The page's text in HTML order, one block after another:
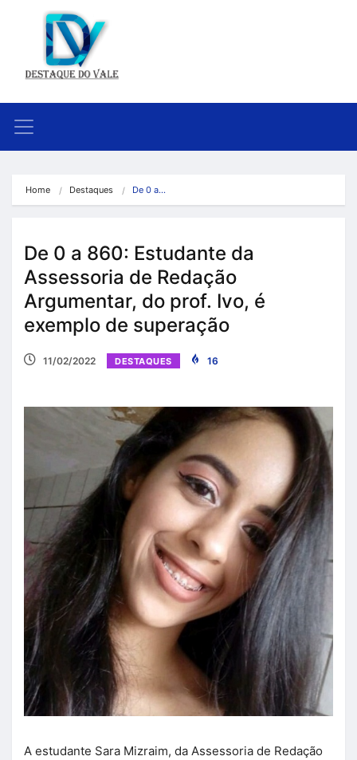
Home Destaques De 0 a…
De 0 a 860: Estudante da
Assessoria de Redação
Argumentar, do prof. Ivo, é
exemplo de superação
11/02/2022 DESTAQUES 16
A estudante Sara Mizraim, da Assessoria de Redação